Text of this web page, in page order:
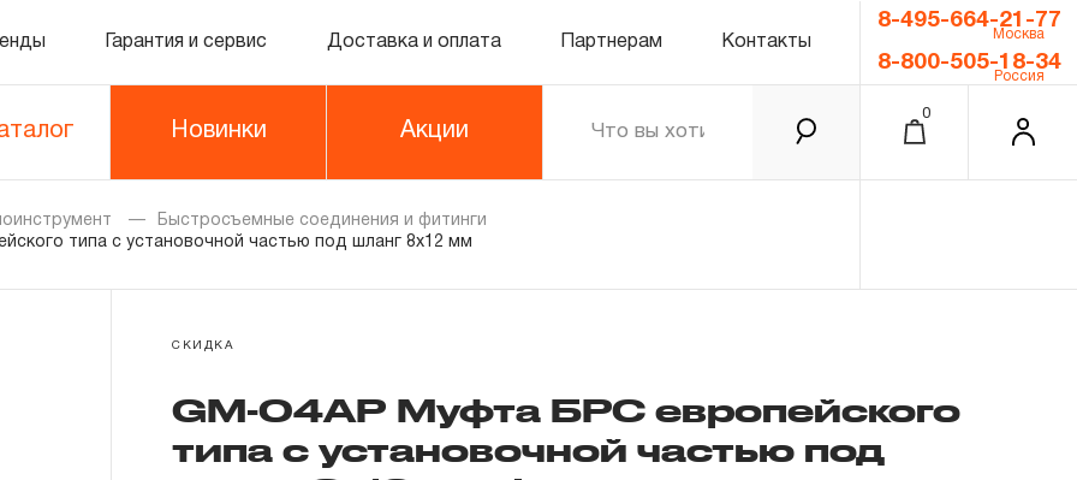
Гарантия и сервис Доставка и оплата Партнерам Контакты
8-495-664-21-77
Москва
8-800-505-18-34
Россия
Новинки Акции
0
Итого
Быстросъемные соединения и фитинги
типа с установочной частью под шланг 8х12 мм
СКИДКА
GM-04AP Муфта БРС европейского
типа с установочной частью под